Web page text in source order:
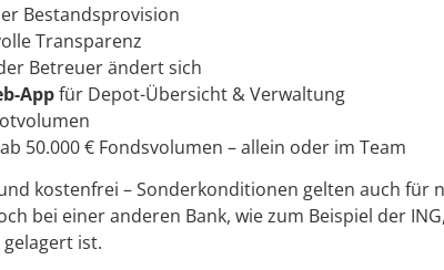
Bestandsprovision
Transparenz
Betreuer ändert sich
Appfür Depot-Übersicht & Verwaltung
ab 50.000 € Fondsvolumen – allein oder im Team
kostenfrei – Sonderkonditionen gelten auch für
bei einer anderen Bank, wie zum Beispiel der
ist.